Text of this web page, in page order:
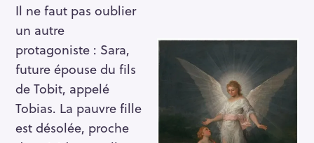
Il ne faut pas oublier
un autre
protagoniste : Sara,
future épouse du fils
de Tobit, appelé
Tobias. La pauvre fille
est désolée, proche